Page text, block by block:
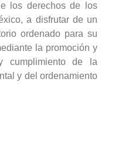
los derechos de los
a disfrutar de un
ordenado para su
la promoción y
cumplimiento de la
y del ordenamiento